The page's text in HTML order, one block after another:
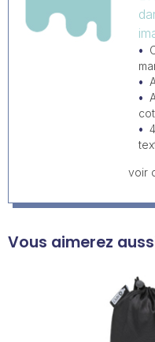
voir
Vous aimerez